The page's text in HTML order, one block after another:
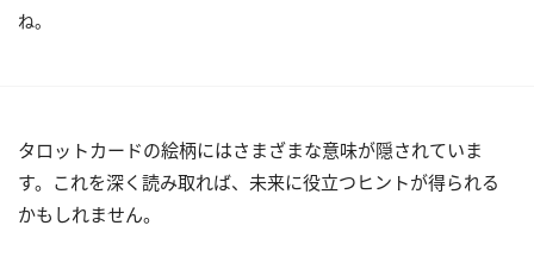
ね。
タロットカードの絵柄にはさまざまな意味が隠されていま
す。これを深く読み取れば、未来に役立つヒントが得られる
かもしれません。